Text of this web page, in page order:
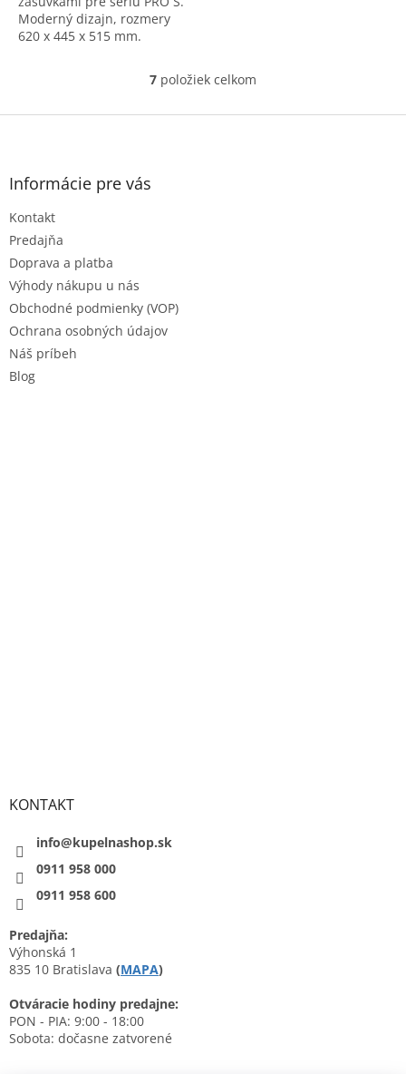
Moderný dizajn, rozmery
620 x 445 x 515 mm.
O
l
7 položiek celkom
Z
Informácie pre vás
Kontakt
Predajňa
Doprava a platba
Výhody nákupu u nás
Obchodné podmienky (VOP)
Ochrana osobných údajov
Náš príbeh
Blog
KONTAKT
info@kupelnashop.sk
0911 958 000
0911 958 600
Predajňa:
Výhonská 1
835 10 Bratislava (MAPA)
Otváracie hodiny predajne:
PON - PIA: 9:00 - 18:00
Sobota: dočasne zatvorené